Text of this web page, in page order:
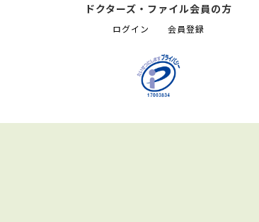
ドクターズ・ファイル会員の方
ログイン 会員登録